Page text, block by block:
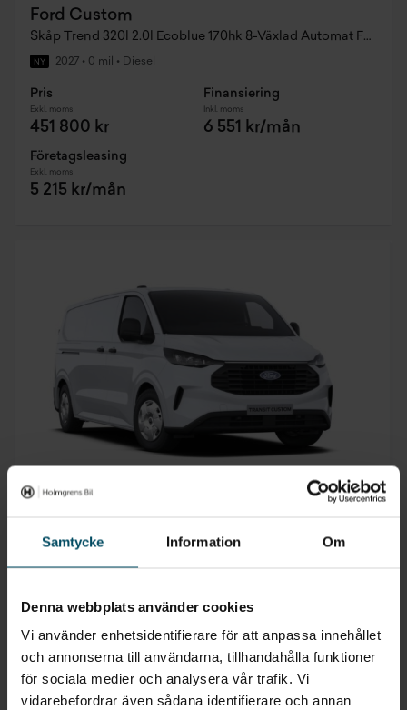
Samtycke Information Om
Denna webbplats använder cookies
Vi använder enhetsidentifierare för att anpassa innehållet
och annonserna till användarna, tillhandahålla funktioner
för sociala medier och analysera vår trafik. Vi
vidarebefordrar även sådana identifierare och annan
Ford Custom
Skåp Trend 320l 2.0l Ecoblue 170hk 8-Växlad Automat FWD Diesel
NY 2027 • 0 mil • Diesel
Pris
Exkl. moms
451 800 kr
Finansiering
Inkl. moms
6 551 kr/mån
Företagsleasing
Exkl. moms
5 215 kr/mån
Ford Transit Custom
Pris
Exkl. moms
471 800 kr
Finansiering
Inkl. moms
6 840 kr/mån
Företagsleasing